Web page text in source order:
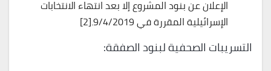
الإعلان عن بنود المشروع إلا بعد انتهاء الانتخابات
الإسرائيلية المقررة في 9/4/2019.[2]
التسريبات الصحفية لبنود الصفقة: